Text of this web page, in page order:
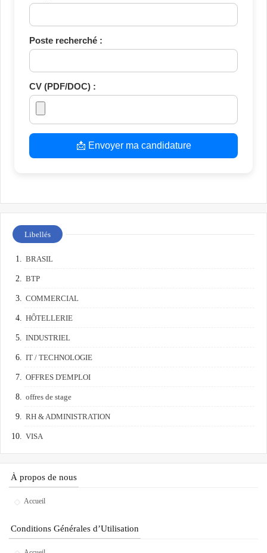
Poste recherché :
CV (PDF/DOC) :
📩 Envoyer ma candidature
Libellés
BRASIL
BTP
COMMERCIAL
HÔTELLERIE
INDUSTRIEL
IT / TECHNOLOGIE
OFFRES D'EMPLOI
offres de stage
RH & ADMINISTRATION
VISA
À propos de nous
Accueil
Conditions Générales d’Utilisation